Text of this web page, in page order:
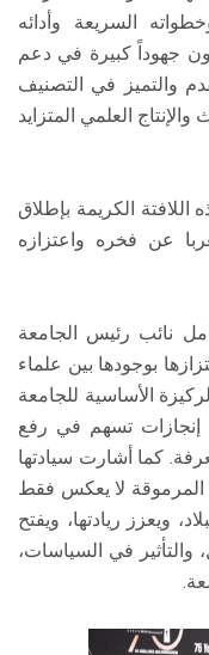
السريعة وأدائه
جهوداً كبيرة في دعم
والتميز في التصنيف
العلمي المتزايد
اللافتة الكريمة بإطلاق
،معربا عن فخره واعتزازه
نائب رئيس الجامعة
بوجودها بين علماء
الأساسية للجامعة
إنجازات تسهم في رفع
كما أشارت سيادتها
المرموقة لا يعكس فقط
ويعزز ريادتها، ويفتح
والتأثير في السياسات،